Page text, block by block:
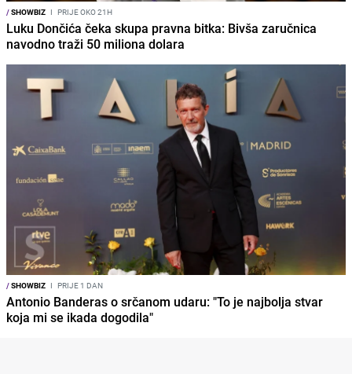
/SHOWBIZ I PRIJE OKO 21H
Luku Dončića čeka skupa pravna bitka: Bivša zaručnica
navodno traži 50 miliona dolara
/SHOWBIZ I PRIJE 1 DAN
Antonio Banderas o srčanom udaru: "To je najbolja stvar
koja mi se ikada dogodila"